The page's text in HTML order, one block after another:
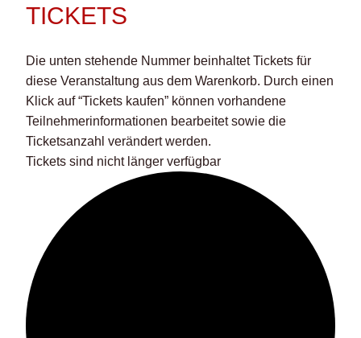
TICKETS
Die unten stehende Nummer beinhaltet Tickets für
diese Veranstaltung aus dem Warenkorb. Durch einen
Klick auf “Tickets kaufen” können vorhandene
Teilnehmerinformationen bearbeitet sowie die
Ticketsanzahl verändert werden.
Tickets sind nicht länger verfügbar